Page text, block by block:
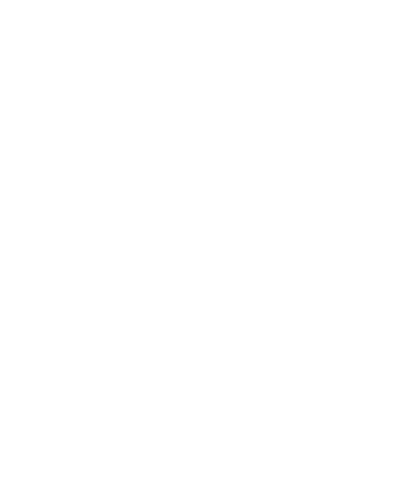
v každé z á la carte restaurací.
aquaaerobik, zumba, jóga na pláži, pilates, taneční